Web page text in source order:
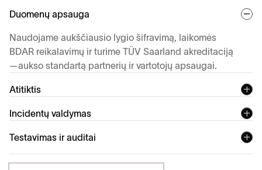
Duomenų apsauga
Naudojame aukščiausio lygio šifravimą, laikomės
BDAR reikalavimų ir turime TÜV Saarland akreditaciją
—aukso standartą partnerių ir vartotojų apsaugai.
Atitiktis
Incidentų valdymas
Testavimas ir auditai